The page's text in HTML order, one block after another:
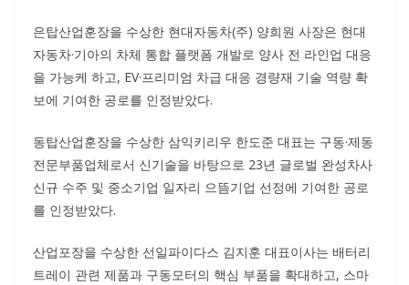
은탑산업훈장을 수상한 현대자동차(주) 양희원 사장은 현대
자동차·기아의 차체 통합 플랫폼 개발로 양사 전 라인업 대응
을 가능케 하고, EV·프리미엄 차급 대응 경량재 기술 역량 확
보에 기여한 공로를 인정받았다.
동탑산업훈장을 수상한 삼익키리우 한도준 대표는 구동·제동
전문부품업체로서 신기술을 바탕으로 23년 글로벌 완성차사
신규 수주 및 중소기업 일자리 으뜸기업 선정에 기여한 공로
를 인정받았다.
산업포장을 수상한 선일파이다스 김지훈 대표이사는 배터리
트레이 관련 제품과 구동모터의 핵심 부품을 확대하고, 스마